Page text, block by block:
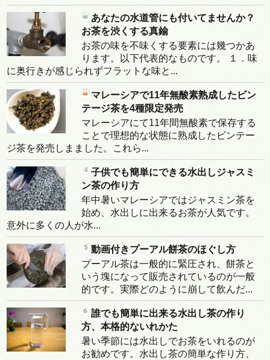
あなたの水道管にも付いてませんか？
お茶を渋くする真鍮
お茶の味を不味くする要素には幾つかあ
ります。以下代表的なものです。 １．味
に奥行きが感じられずフラットな味と...
マレーシアで11年無酸素熟成したビン
テージ茶を4種限定発売
マレーシアにて11年間無酸素で保存する
ことで理想的な状態に熟成したビンテー
ジ茶を発売しまました。これら...
子供でも簡単にできる水出しジャスミ
ン茶の作り方
年中暑いマレーシアではジャスミン茶を
始め、水出しに出来るお茶が人気です。
意外に多くの人が水...
動画付きプーアル餅茶のほぐし方
プーアル茶は一般的に緊圧され、餅茶と
いう塊になって販売されているのが一般
的です。実際どのように崩して飲んだ...
誰でも簡単に出来る水出し茶の作り
方、本格的ないれかた
暑い季節には水出しでお茶をいれるのが
お勧めです。水出し茶の簡単な作り方、